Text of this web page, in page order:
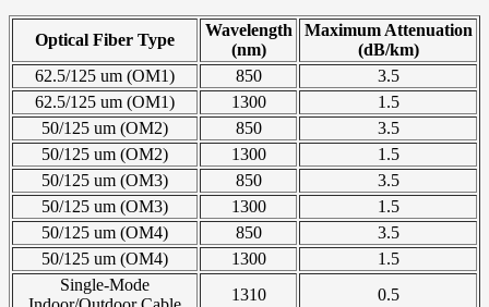
Optical Fiber Type
Wavelength
(nm)
Maximum Attenuation
(dB/km)
62.5/125 um (OM1)
850
3.5
62.5/125 um (OM1)
1300
1.5
50/125 um (OM2)
850
3.5
50/125 um (OM2)
1300
1.5
50/125 um (OM3)
850
3.5
50/125 um (OM3)
1300
1.5
50/125 um (OM4)
850
3.5
50/125 um (OM4)
1300
1.5
Single-Mode
1310 0.5